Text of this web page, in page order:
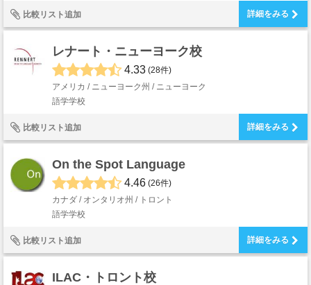
比較リスト追加 詳細をみる
レナート・ニューヨーク校
4.33 (28件)
アメリカ / ニューヨーク州 / ニューヨーク
語学学校
比較リスト追加 詳細をみる
On the Spot Language
4.46 (26件)
カナダ / オンタリオ州 / トロント
語学学校
比較リスト追加 詳細をみる
ILAC・トロント校